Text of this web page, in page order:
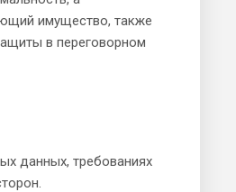
имущество, также
в переговорном
данных, требованиях